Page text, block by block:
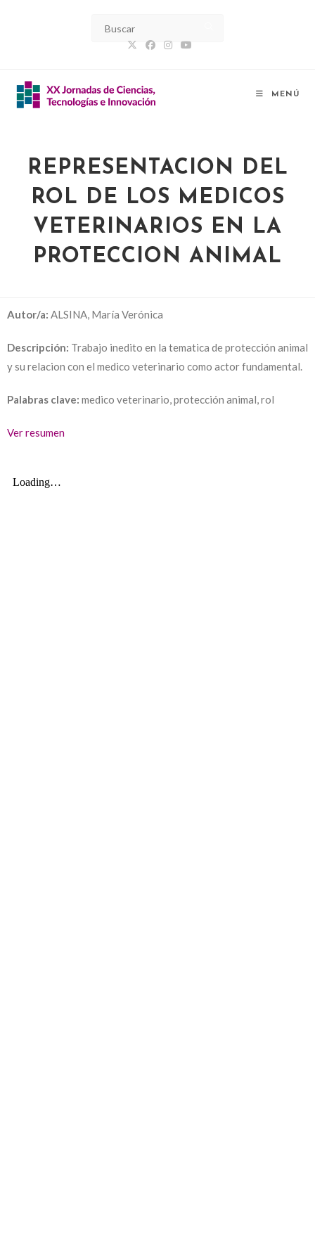
MENÚ
REPRESENTACION DEL
ROL DE LOS MEDICOS
VETERINARIOS EN LA
PROTECCION ANIMAL
Autor/a: ALSINA, María Verónica
Descripción: Trabajo inedito en la tematica de protección animal
y su relacion con el medico veterinario como actor fundamental.
Palabras clave: medico veterinario, protección animal, rol
Ver resumen